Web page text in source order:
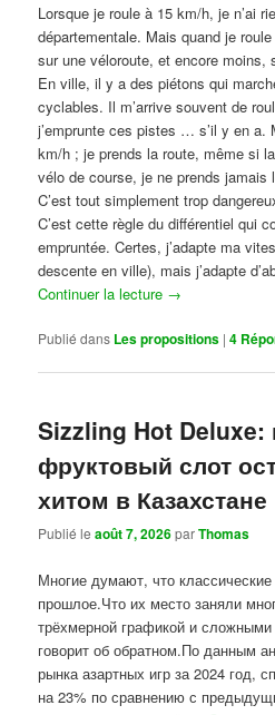
Lorsque je roule à 15 km/h, je n’ai
départementale. Mais quand je
sur une véloroute, et encore moins,
En ville, il y a des piétons qui
cyclables. Il m’arrive souvent de
j’emprunte ces pistes … s’il y en a.
km/h ; je prends la route, même si
vélo de course, je ne prends
C’est tout simplement trop
C’est cette règle du différentiel qui
empruntée. Certes, j’adapte ma
descente en ville), mais j’adapte
Continuer la lecture →
Publié dans Les propositions |4
Sizzling Hot Deluxe:
фруктовый слот
хитом в Казахстане
Publié leaoût 7, 2026parThomas
Многие думают, что
прошлое.Что их место заняли
трёхмерной графикой и
говорит об обратном.По данным
рынка азартных игр за 2024 год,
на 23% по сравнению с